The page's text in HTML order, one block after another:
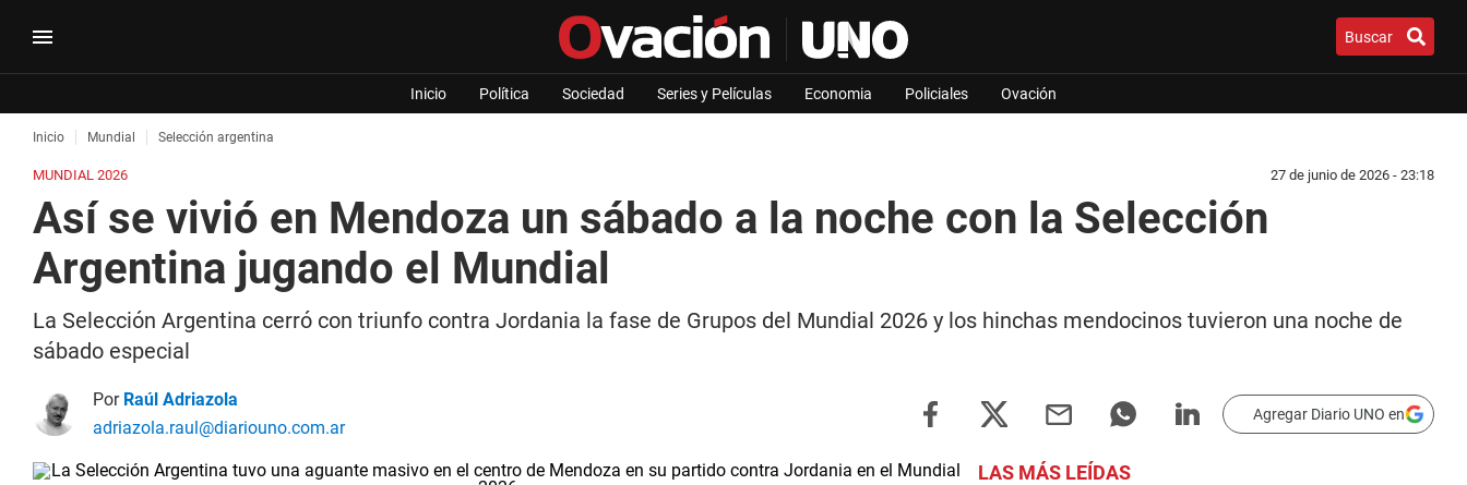
Buscar
Inicio Política Sociedad Series y Películas Economia Policiales Ovación
Inicio Mundial Selección argentina
MUNDIAL 2026 27 de junio de 2026 - 23:18
Así se vivió en Mendoza un sábado a la noche con la Selección
Argentina jugando el Mundial
La Selección Argentina cerró con triunfo contra Jordania la fase de Grupos del Mundial 2026 y los hinchas mendocinos tuvieron una noche de
sábado especial
Por Raúl Adriazola
adriazola.raul@diariouno.com.ar
Agregar Diario UNO en
LAS MÁS LEÍDAS